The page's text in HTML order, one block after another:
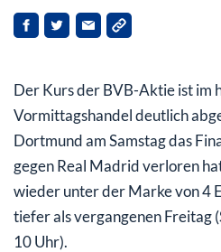
Borussia Dortmund verpasst
Der Kurs der BVB-Aktie ist im
Vormittagshandel deutlich
Dortmund am Samstag das
gegen Real Madrid verloren
wieder unter der Marke von 4
tiefer als vergangenen Freitag
10 Uhr).